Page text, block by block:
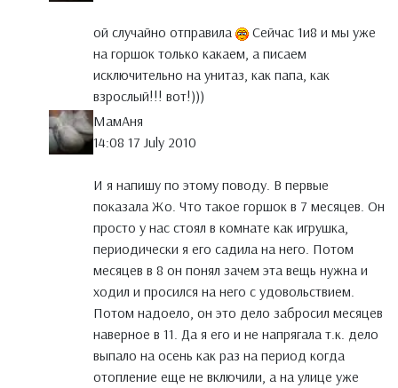
ой случайно отправила
Сейчас 1и8 и мы уже
на горшок только какаем, а писаем
исключительно на унитаз, как папа, как
взрослый!!! вот!)))
МамАня
14:08 17 July 2010
И я напишу по этому поводу. В первые
показала Жо. Что такое горшок в 7 месяцев. Он
просто у нас стоял в комнате как игрушка,
периодически я его садила на него. Потом
месяцев в 8 он понял зачем эта вещь нужна и
ходил и просился на него с удовольствием.
Потом надоело, он это дело забросил месяцев
наверное в 11. Да я его и не напрягала т.к. дело
выпало на осень как раз на период когда
отопление еще не включили, а на улице уже